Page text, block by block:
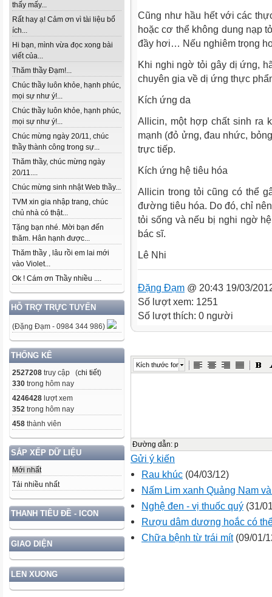
thấy mấy...
Rất hay ạ! Cảm ơn vì tài liệu bổ
ích...
Hi bạn, mình vừa đọc xong bài
viết của...
Thăm thầy Đạm!...
Chúc thầy luôn khỏe, hạnh phúc,
mọi sự như ý!...
Chúc thầy luôn khỏe, hạnh phúc,
mọi sự như ý!...
Chúc mừng ngày 20/11, chúc
thầy thành công trong sự...
Thăm thầy, chúc mừng ngày
20/11....
Chúc mừng sinh nhật Web thầy...
TVM xin gia nhập trang, chúc
chủ nhà có thật...
Tặng bạn nhé. Mời bạn đến
thăm. Hân hạnh được...
Thăm thầy , lâu rồi em lai mới
vào Violet...
Ok ! Cám ơn Thầy nhiều ....
HỖ TRỢ TRỰC TUYẾN
(Đặng Đạm - 0984 344 986)
THỐNG KÊ
2527208 truy cập (chi tiết)
330 trong hôm nay
4246428 lượt xem
352 trong hôm nay
458 thành viên
SẮP XẾP DỮ LIỆU
Mới nhất
Tải nhiều nhất
THANH TIÊU ĐỀ - ICON
GIAO DIỆN
LEN XUONG
Cũng như hầu hết với các
hoặc cơ thể không dung nạp
đầy hơi… Nếu nghiêm trọng
Khi nghi ngờ tỏi gây dị ứng,
chuyên gia về dị ứng thực
Kích ứng da
Allicin, một hợp chất sinh ra
mạnh (đỏ ửng, đau nhức,
trực tiếp.
Kích ứng hệ tiêu hóa
Allicin trong tỏi cũng có thể
đường tiêu hóa. Do đó, chỉ
tỏi sống và nếu bị nghi ngờ
bác sĩ.
Lê Nhi
Đặng Đạm @ 20:43 19/03/
Số lượt xem: 1251
Số lượt thích: 0 người
Kích thước font
Đường dẫn: p
Gửi ý kiến
Rau khúc (04/03/12)
Nấm Lim xanh Quảng Nam
Nghệ đen - vị thuốc quý (31/
Rượu dâm dương hoắc có
Chữa bệnh từ trái mít(09/01/